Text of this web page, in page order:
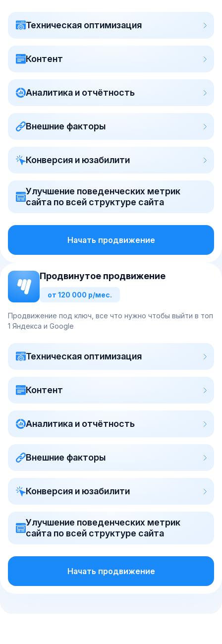
Техническая оптимизация
Контент
Аналитика и отчётность
Внешние факторы
Конверсия и юзабилити
Улучшение поведенческих метрик
сайта по всей структуре сайта
Начать продвижение
Продвинутое продвижение
от 120 000 р/мес.
Продвижение под ключ, все что нужно чтобы выйти в топ
1 Яндекса и Google
Техническая оптимизация
Контент
Аналитика и отчётность
Внешние факторы
Конверсия и юзабилити
Улучшение поведенческих метрик
сайта по всей структуре сайта
Начать продвижение